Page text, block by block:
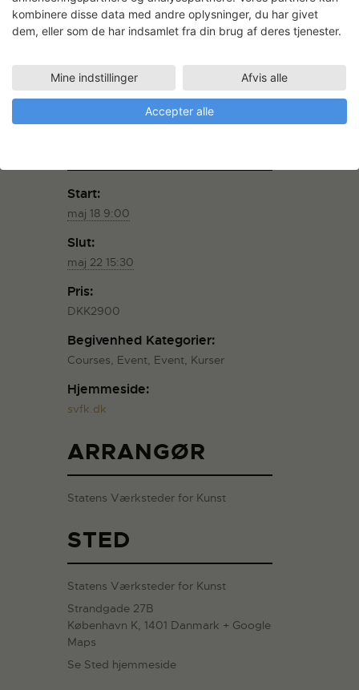
SVFKs kursusrække 2026 er støttet af
Augustinus Fonden
TILFØJ TIL KALENDER
Start:
maj 18 9:00
Slut:
maj 22 15:30
Pris:
DKK2900
Begivenhed Kategorier:
Courses, Event, Event, Kurser
Hjemmeside:
svfk.dk
ARRANGØR
Statens Værksteder for Kunst
STED
Statens Værksteder for Kunst
Strandgade 27B
København K, 1401 Danmark + Google
Maps
Se Sted hjemmeside
kombinere disse data med andre oplysninger, du har givet
dem, eller som de har indsamlet fra din brug af deres tjenester.
Mine indstillinger Afvis alle
Accepter alle